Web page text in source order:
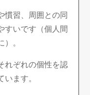
慣習、周囲との同
すいです（個人間
。
れぞれの個性を認
ます。